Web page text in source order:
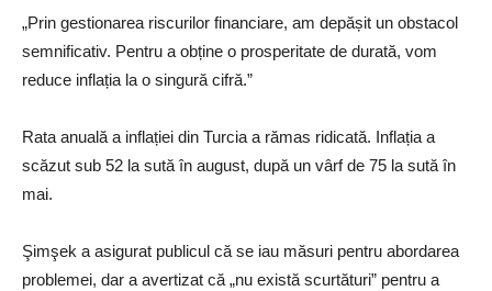
„Prin gestionarea riscurilor financiare, am depășit un obstacol
semnificativ. Pentru a obține o prosperitate de durată, vom
reduce inflația la o singură cifră.”
Rata anuală a inflației din Turcia a rămas ridicată. Inflația a
scăzut sub 52 la sută în august, după un vârf de 75 la sută în
mai.
Şimşek a asigurat publicul că se iau măsuri pentru abordarea
problemei, dar a avertizat că „nu există scurtături” pentru a